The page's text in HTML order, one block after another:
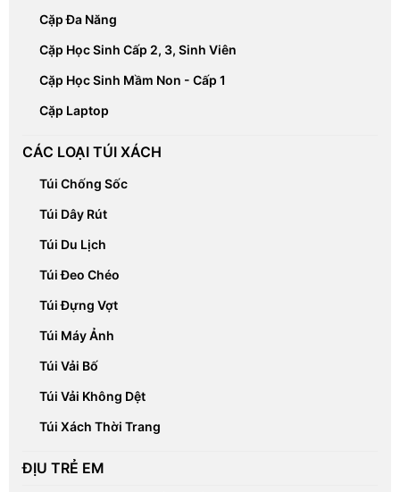
Cặp Đa Năng
Cặp Học Sinh Cấp 2, 3, Sinh Viên
Cặp Học Sinh Mầm Non - Cấp 1
Cặp Laptop
CÁC LOẠI TÚI XÁCH
Túi Chống Sốc
Túi Dây Rút
Túi Du Lịch
Túi Đeo Chéo
Túi Đựng Vợt
Túi Máy Ảnh
Túi Vải Bố
Túi Vải Không Dệt
Túi Xách Thời Trang
ĐỊU TRẺ EM